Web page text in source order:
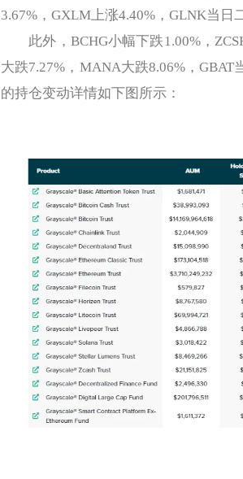
3.67%，GXLM上涨4.40%，GLNK当
此外，BCHG小幅下跌1.00%，
大跌7.27%，MANA大跌8.06%，
的持仓变动详情如下图所示：